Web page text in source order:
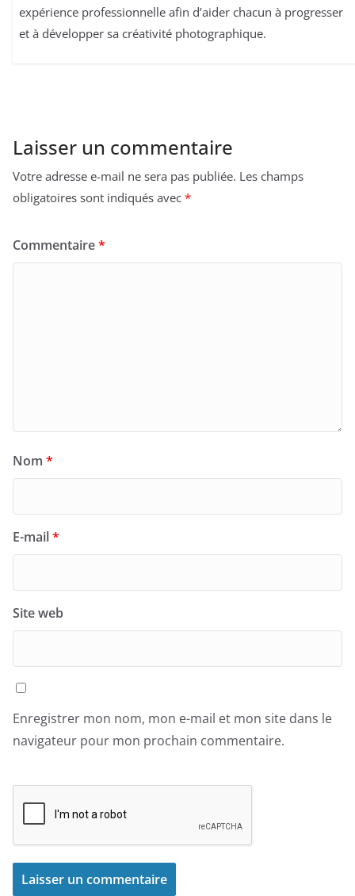
expérience professionnelle afin d’aider chacun à progresser
et à développer sa créativité photographique.
Laisser un commentaire
Votre adresse e-mail ne sera pas publiée. Les champs
obligatoires sont indiqués avec *
Commentaire*
Nom *
E-mail*
Site web
Enregistrer mon nom, mon e-mail et mon site dans le
navigateur pour mon prochain commentaire.